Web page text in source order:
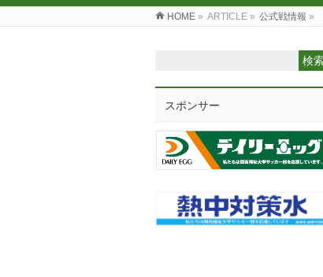
HOME » ARTICLE » 公式戦情報 »
スポンサー